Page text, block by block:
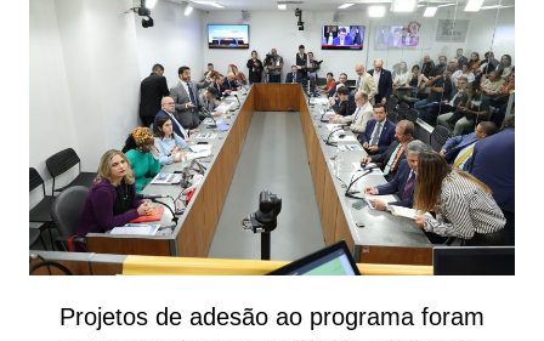
Projetos de adesão ao programa foram